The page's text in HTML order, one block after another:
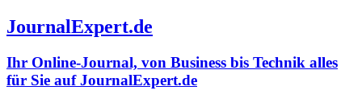
JournalExpert.de
Ihr Online-Journal, von Business bis Technik alles
für Sie auf JournalExpert.de